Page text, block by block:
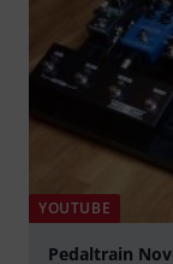
YOUTUBE
Pedaltrain